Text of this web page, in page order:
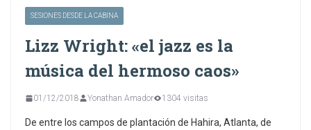
SESIONES DESDE LA CABINA
Lizz Wright: «el jazz es la
música del hermoso caos»
01/12/2018 Yonathan Amador 1304 visitas
De entre los campos de plantación de Hahira, Atlanta, de